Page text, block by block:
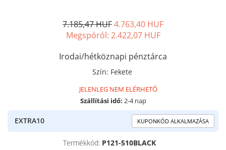
7.185,47 HUF4.763,40 HUF
Megspóról: 2.422,07 HUF
Irodai/hétköznapi pénztárca
Szín: Fekete
JELENLEG NEM ELÉRHETŐ
Szállítási idő: 2-4 nap
EXTRA10 KUPONKÓD ALKALMAZÁSA
Termékkód: P121-510BLACK